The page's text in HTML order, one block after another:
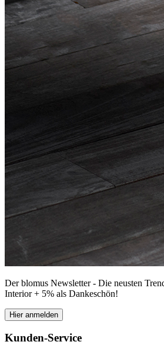
Der blomus Newsletter - Die neusten
Interior + 5% als Dankeschön!
Hier anmelden
Kunden-Service